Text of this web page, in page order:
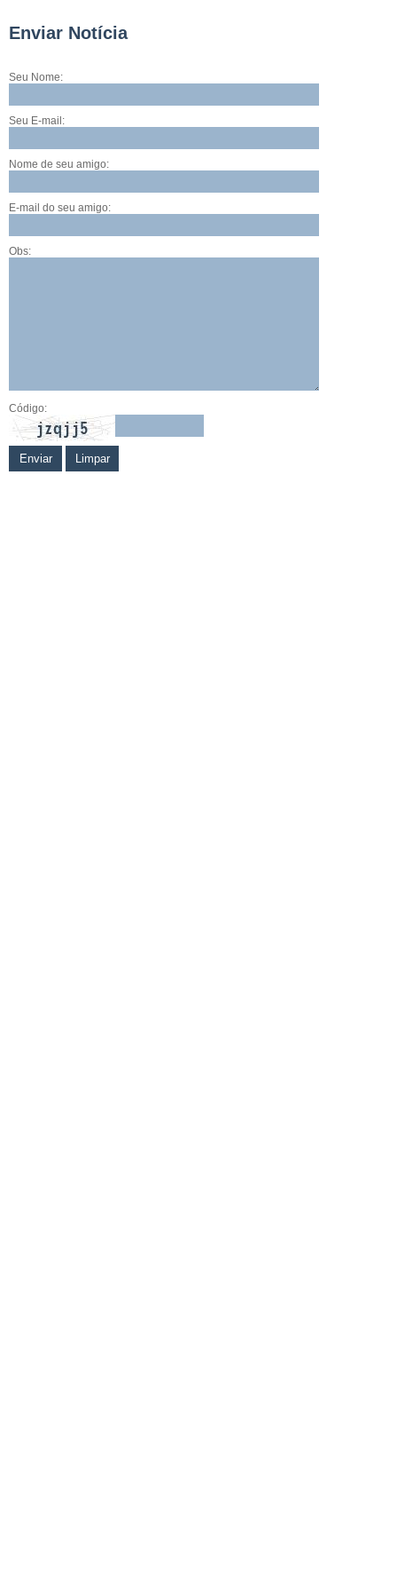
Enviar Notícia
Seu Nome:
Seu E-mail:
Nome de seu amigo:
E-mail do seu amigo:
Obs:
Código: